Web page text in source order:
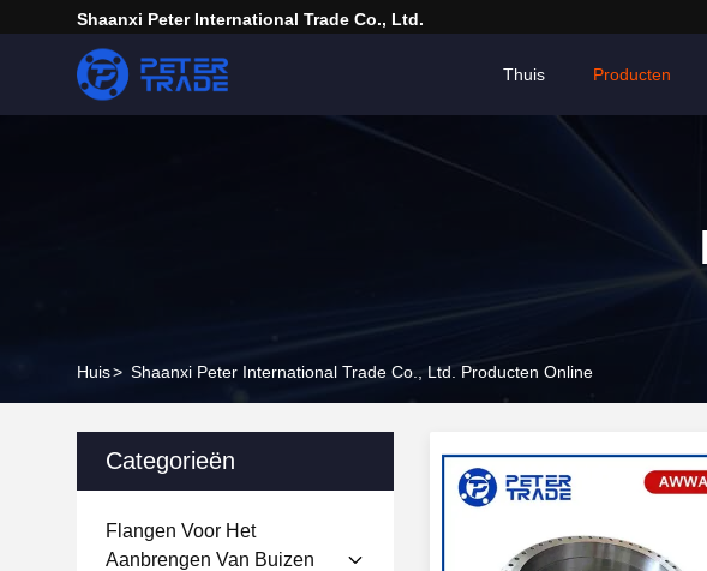
Shaanxi Peter International Trade Co., Ltd.
Thuis Producten
Huis> Shaanxi Peter International Trade Co., Ltd. Producten Online
Categorieën
Flangen Voor Het
Aanbrengen Van Buizen